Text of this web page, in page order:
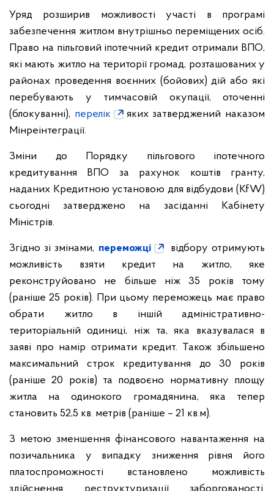
Уряд розширив можливості участі в програмі
забезпечення житлом внутрішньо переміщених осіб.
Право на пільговий іпотечний кредит отримали ВПО,
які мають житло на території громад, розташованих у
районах проведення воєнних (бойових) дій або які
перебувають у тимчасовій окупації, оточенні
(блокуванні), перелік
яких затверджений наказом
Мінреінтеграції.
Зміни до Порядку пільгового іпотечного
кредитування ВПО за рахунок коштів гранту,
наданих Кредитною установою для відбудови (KfW)
сьогодні затверджено на засіданні Кабінету
Міністрів.
Згідно зі змінами, переможці
відбору отримують
можливість взяти кредит на житло, яке
реконструйовано не більше ніж 35 років тому
(раніше 25 років). При цьому переможець має право
обрати житло в іншій адміністративно-
територіальній одиниці, ніж та, яка вказувалася в
заяві про намір отримати кредит. Також збільшено
максимальний строк кредитування до 30 років
(раніше 20 років) та подвоєно нормативну площу
житла на одинокого громадянина, яка тепер
становить 52,5 кв. метрів (раніше – 21 кв.м).
З метою зменшення фінансового навантаження на
позичальника у випадку зниження рівня його
платоспроможності встановлено можливість
здійснення реструктуризації заборгованості.